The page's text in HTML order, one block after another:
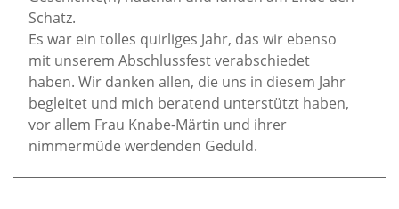
Schatz.
Es war ein tolles quirliges Jahr, das wir ebenso
mit unserem Abschlussfest verabschiedet
haben. Wir danken allen, die uns in diesem Jahr
begleitet und mich beratend unterstützt haben,
vor allem Frau Knabe-Märtin und ihrer
nimmermüde werdenden Geduld.